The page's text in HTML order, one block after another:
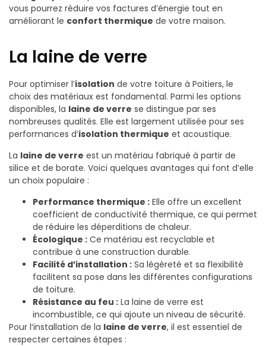
vous pourrez réduire vos factures d’énergie tout en
améliorant le confort thermique de votre maison.
La laine de verre
Pour optimiser l’isolation de votre toiture à Poitiers, le
choix des matériaux est fondamental. Parmi les options
disponibles, la laine de verre se distingue par ses
nombreuses qualités. Elle est largement utilisée pour ses
performances d’isolation thermique et acoustique.
La laine de verre est un matériau fabriqué à partir de
silice et de borate. Voici quelques avantages qui font d’elle
un choix populaire :
Performance thermique : Elle offre un excellent
coefficient de conductivité thermique, ce qui permet
de réduire les déperditions de chaleur.
Écologique : Ce matériau est recyclable et
contribue à une construction durable.
Facilité d’installation : Sa légèreté et sa flexibilité
facilitent sa pose dans les différentes configurations
de toiture.
Résistance au feu : La laine de verre est
incombustible, ce qui ajoute un niveau de sécurité.
Pour l’installation de la laine de verre, il est essentiel de
respecter certaines étapes :